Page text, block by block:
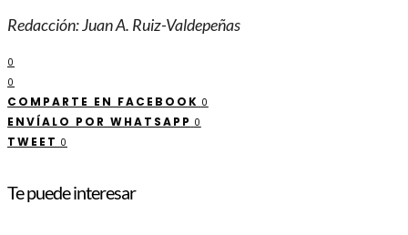
Redacción: Juan A. Ruiz-Valdepeñas
0
0
COMPARTE EN FACEBOOK 0
ENVÍALO POR WHATSAPP 0
TWEET 0
Te puede interesar